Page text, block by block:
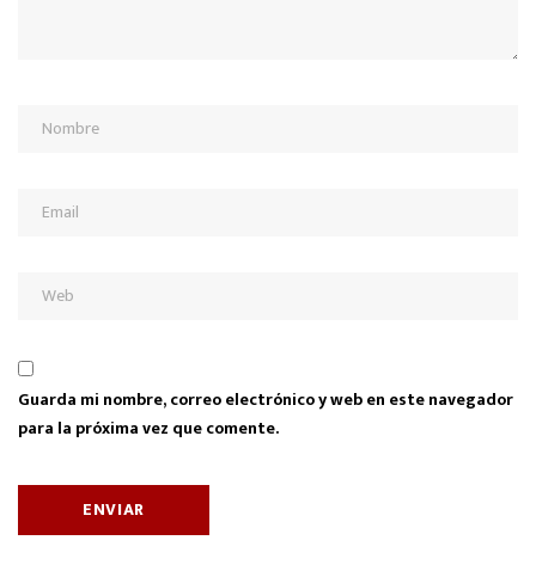
Guarda mi nombre, correo electrónico y web en este navegador
para la próxima vez que comente.